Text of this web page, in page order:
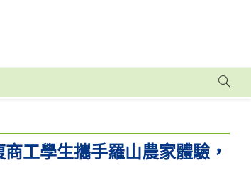
工學生攜手羅山農家體驗，